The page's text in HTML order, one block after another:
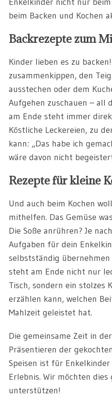
beim Backen und Kochen
Backrezepte zum
Kinder lieben es zu
zusammenkippen, den
ausstechen oder dem
Aufgehen zuschauen – all
am Ende steht immer
Köstliche Leckereien, zu
kann: „Das habe ich
wäre davon nicht
Rezepte für kleine
Und auch beim Kochen
mithelfen. Das Gemüse
Die Soße anrühren? Je
Aufgaben für dein
selbstständig
steht am Ende nicht nur
Tisch, sondern ein stolzes
erzählen kann, welchen
Mahlzeit geleistet hat.
Die gemeinsame Zeit in
Präsentieren der
Speisen ist für
Erlebnis. Wir möchten
unterstützen!